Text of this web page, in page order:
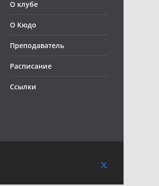
О клубе
О Кюдо
Преподаватель
Расписание
Ссылки